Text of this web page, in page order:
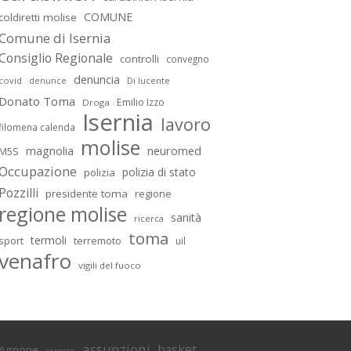
coldiretti molise COMUNE
di Isernia
Regionale controlli convegno
covid denunce denuncia Di lucente
Donato Toma Droga Emilio Izzo
calenda Isernia lavoro
M5S magnolia molise neuromed
polizia polizia di stato
Pozzilli presidente toma regione
regione molise ricerca sanità
sport termoli terremoto toma uil
vigili del fuoco